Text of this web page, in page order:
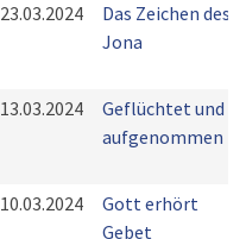
23.03.2024
Das Zeichen des
Jona
13.03.2024
Geflüchtet und
aufgenommen
10.03.2024
Gott erhört
Gebet